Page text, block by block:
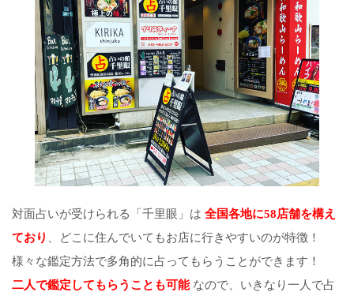
対面占いが受けられる「千里眼」は 全国各地に58店舗を構え
ており
、どこに住んでいてもお店に行きやすいのが特徴！
様々な鑑定方法で多角的に占ってもらうことができます！
二人で鑑定してもらうことも可能なので、いきなり一人で占